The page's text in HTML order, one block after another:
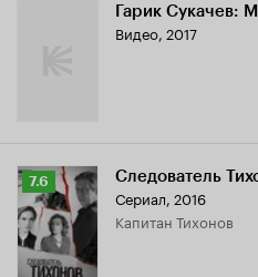
Гарик Сукачев:
Видео, 2017
Рейтинг
Кинопоиска
7.6
7.6 Следователь
Сериал, 2016
капитан Тихонов